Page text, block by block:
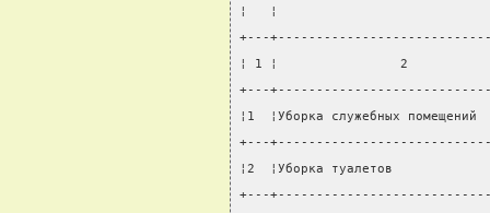
¦   ¦
+---
¦ 1 ¦                2
+---
¦1  ¦Уборка служебных
+---
¦2  ¦Уборка туалетов
+---